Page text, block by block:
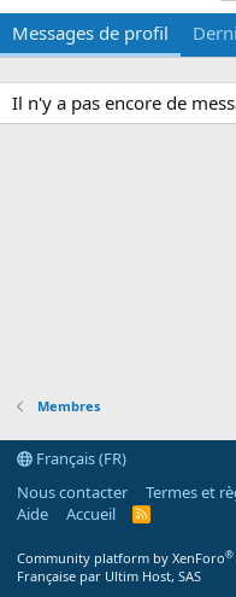
Messages de profil
Il n'y a pas encore de
Membres
Français (FR)
Nous contacter
Termes et
Aide
Accueil
R
Community platform by XenForo®
Française par Ultim Host, SAS